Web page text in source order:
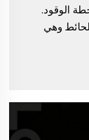
الوقود.
وهي